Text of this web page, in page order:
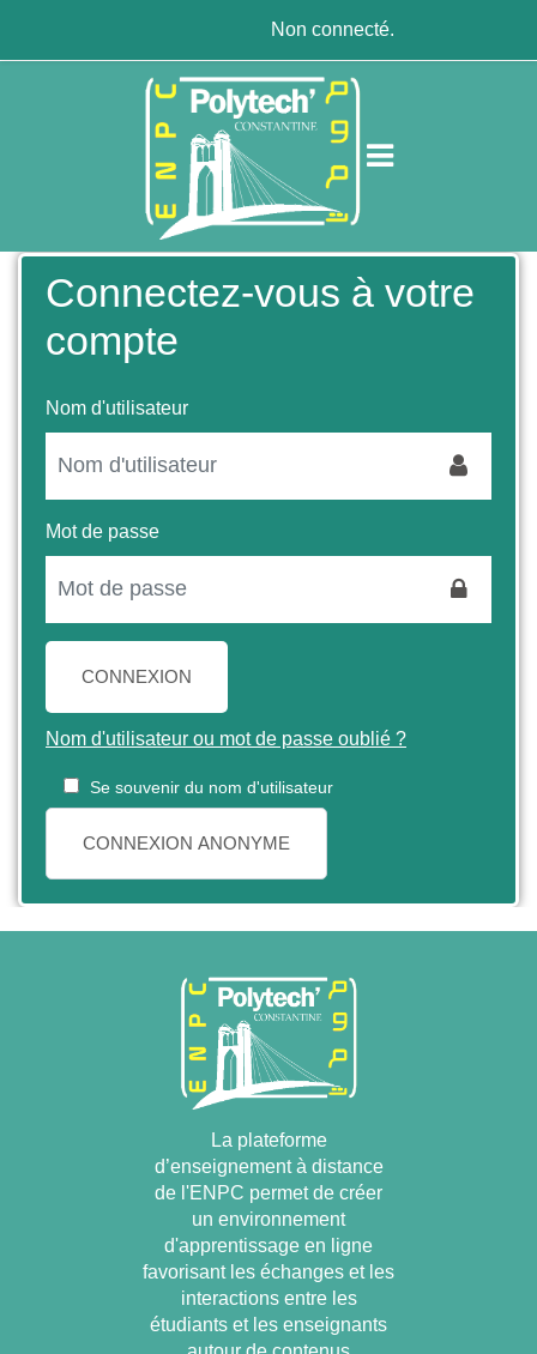
Non connecté.
Connectez-vous à votre
compte
Nom d'utilisateur
Mot de passe
CONNEXION
Nom d'utilisateur ou mot de passe oublié ?
Se souvenir du nom d'utilisateur
CONNEXION ANONYME
La plateforme
d’enseignement à distance
de l'ENPC permet de créer
un environnement
d'apprentissage en ligne
favorisant les échanges et les
interactions entre les
étudiants et les enseignants